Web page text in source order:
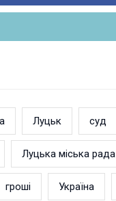
Луцьк суд
Луцька міська рада
гроші Україна